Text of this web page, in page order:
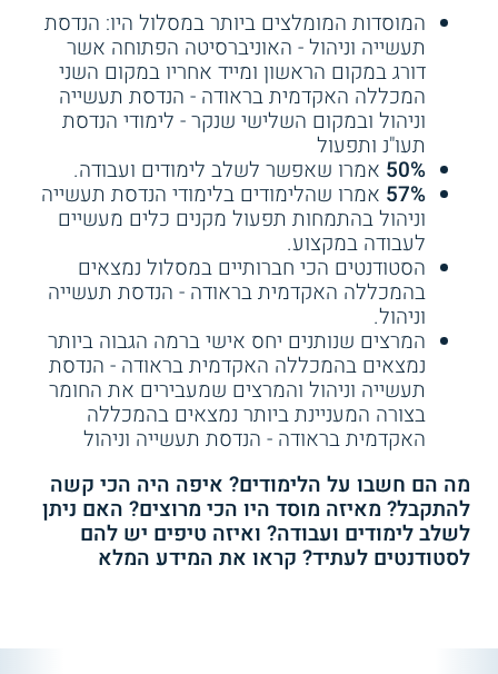
בין התפקידים שבאפשרות הבוגרים למלא, ניתן למנות ניהול
התפעול במערכות ייצור, תכן מערכי ייצור, אופטימיזציית מערכות,
ניתוח מערכות מידע, ניהול הייצור, ניהול פרויקטים, תכנון מערכי
שירות, ועוד. נוסף על כך, באפשרות הבוגרים להמשיך לתארים
מתקדמים ולהשתלב בקריירה מחקרית במוסדות אקדמיים ובגופי
מחקר פרטיים וציבוריים.
כמה מרווחים מהנדסי תפעול? קראו עוד על
משכורות מהנדסי תעשייה וניהול .
היכן לומדים?
האוניברסיטה הפתוחה (בפריסה ארצית):
במסגרת הלימודים מוצעת התמחות תפעול
וייצור. הלימודים מתקיימים במתכונת גמישה
המותאמת לאנשים עובדים, באופן המשלב
למידה מקוונת. משך הלימודים 4 שנים.
המכללה האקדמית להנדסה בראודה
4.0
המכללה האקדמית בראודה -
הנדסת תעשייה וניהול
שירות אישי חינם
קורס אונליין
קורס My Profit - ניהול
פיננסי נכון של העסק
*קורס חינמי!*
התחילו ללמוד
3.0
הנדסת תעו"נ התמחות בניהול
התפעול - עזריאלי - מכללה
להנדסה ירושלים
המוסדות המומלצים ביותר במסלול היו: הנדסת
תעשייה וניהול - האוניברסיטה הפתוחה אשר
דורג במקום הראשון ומייד אחריו במקום השני
המכללה האקדמית בראודה - הנדסת תעשייה
וניהול ובמקום השלישי שנקר - לימודי הנדסת
תעו"נ ותפעול
50% אמרו שאפשר לשלב לימודים ועבודה.
57% אמרו שהלימודים בלימודי הנדסת תעשייה
וניהול בהתמחות תפעול מקנים כלים מעשיים
לעבודה במקצוע.
הסטודנטים הכי חברותיים במסלול נמצאים
בהמכללה האקדמית בראודה - הנדסת תעשייה
וניהול.
המרצים שנותנים יחס אישי ברמה הגבוה ביותר
נמצאים בהמכללה האקדמית בראודה - הנדסת
תעשייה וניהול והמרצים שמעבירים את החומר
בצורה המעניינת ביותר נמצאים בהמכללה
האקדמית בראודה - הנדסת תעשייה וניהול
מה הם חשבו על הלימודים? איפה היה הכי קשה
להתקבל? מאיזה מוסד היו הכי מרוצים? האם ניתן
לשלב לימודים ועבודה? ואיזה טיפים יש להם
לסטודנטים לעתיד? קראו את המידע המלא